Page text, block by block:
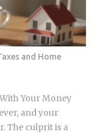
ledger that
economic reality
defined by a
uniform collapse.
and pretend"
hitting a point of
their
and Home
Your Money
and your
The culprit is a